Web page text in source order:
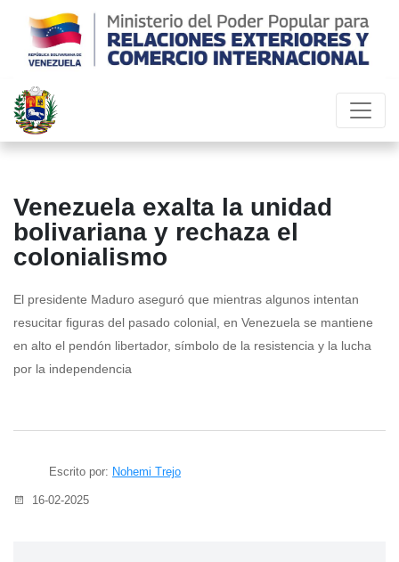
Venezuela exalta la unidad
bolivariana y rechaza el
colonialismo
El presidente Maduro aseguró que mientras algunos intentan
resucitar figuras del pasado colonial, en Venezuela se mantiene
en alto el pendón libertador, símbolo de la resistencia y la lucha
por la independencia
Escrito por: Nohemi Trejo
16-02-2025